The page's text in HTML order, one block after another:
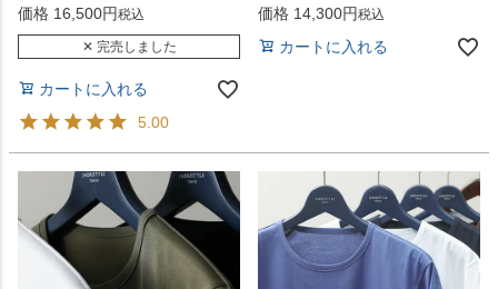
価格 16,500 税込
✕ 完売しました
カートに入れる
5.00
価格 14,300 税込
カートに入れる